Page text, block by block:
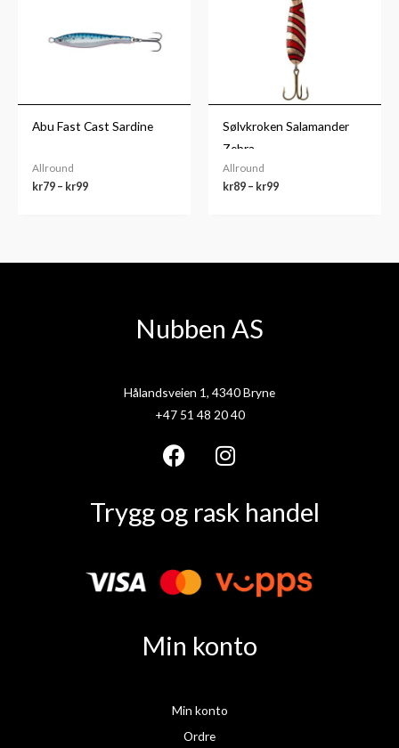
Abu Fast Cast Sardine
Allround
kr79 – kr99
Sølvkroken Salamander
Zebra
Allround
kr89 – kr99
kr99
Nubben AS
Hålandsveien 1, 4340 Bryne
+47 51 48 20 40
F
c
b
o
I
n
s
g
m
Trygg og rask handel
Min konto
Min konto
Ordre